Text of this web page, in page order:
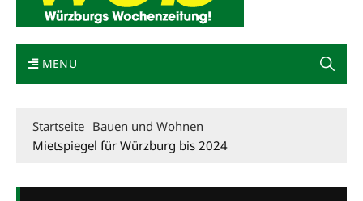
MENU
Startseite Bauen und Wohnen
Mietspiegel für Würzburg bis 2024